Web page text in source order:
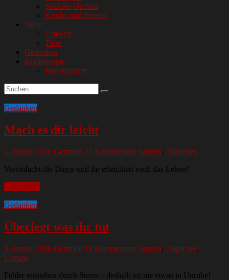
Soziales Umfeld
Kinder und Jugend
Natur
Umwelt
Tiere
Gedanken
Kochrezepte
Histaminarm
Gedanken
Mach es dir leicht
5. Januar 2026 Gertrude 27 Kommentare Spruch, Tägliches
Vereinfacht die Dinge und ihr erleichtert euch das Leben!
Gedanken
Überlegt was ihr tut
3. Januar 2026 Gertrude 18 Kommentare Spruch, Tägliches,
Unruhe
Fehler entstehen durch Stress – deshalb tut nie etwas in Unruhe!